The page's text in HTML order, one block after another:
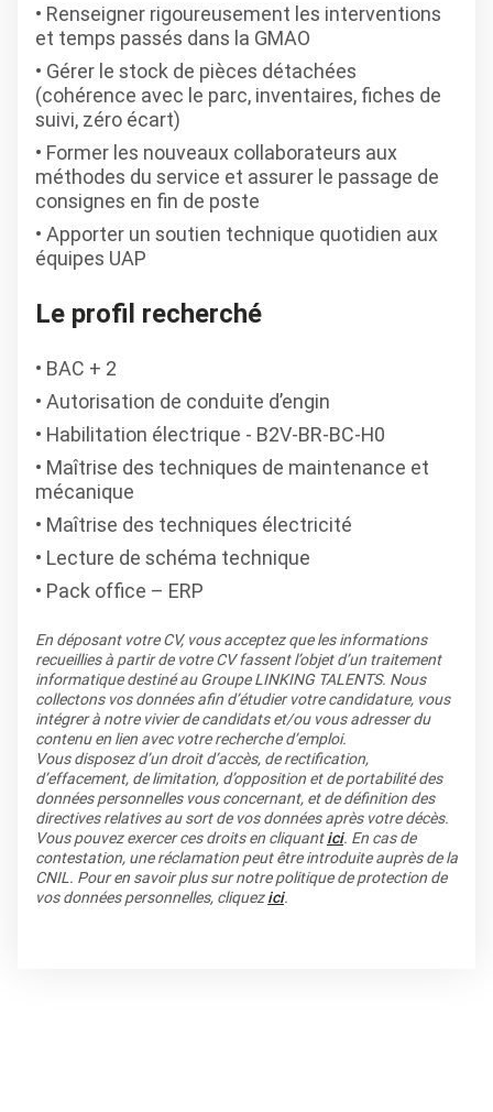
Renseigner rigoureusement les interventions
et temps passés dans la GMAO
Gérer le stock de pièces détachées
(cohérence avec le parc, inventaires, fiches de
suivi, zéro écart)
Former les nouveaux collaborateurs aux
méthodes du service et assurer le passage de
consignes en fin de poste
Apporter un soutien technique quotidien aux
équipes UAP
Le profil recherché
BAC + 2
Autorisation de conduite d’engin
Habilitation électrique - B2V-BR-BC-H0
Maîtrise des techniques de maintenance et
mécanique
Maîtrise des techniques électricité
Lecture de schéma technique
Pack office – ERP
En déposant votre CV, vous acceptez que les informations
recueillies à partir de votre CV fassent l’objet d’un traitement
informatique destiné au Groupe LINKING TALENTS. Nous
collectons vos données afin d’étudier votre candidature, vous
intégrer à notre vivier de candidats et/ou vous adresser du
contenu en lien avec votre recherche d’emploi.
Vous disposez d’un droit d’accès, de rectification,
d’effacement, de limitation, d’opposition et de portabilité des
données personnelles vous concernant, et de définition des
directives relatives au sort de vos données après votre décès.
Vous pouvez exercer ces droits en cliquantici. En cas de
contestation, une réclamation peut être introduite auprès de la
CNIL. Pour en savoir plus sur notre politique de protection de
vos données personnelles, cliquezici.